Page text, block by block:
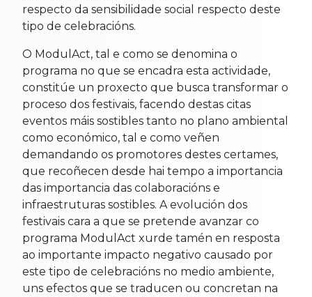
respecto da sensibilidade social respecto deste
tipo de celebracións.
O ModulAct, tal e como se denomina o
programa no que se encadra esta actividade,
constitúe un proxecto que busca transformar o
proceso dos festivais, facendo destas citas
eventos máis sostibles tanto no plano ambiental
como económico, tal e como veñen
demandando os promotores destes certames,
que recoñecen desde hai tempo a importancia
das importancia das colaboracións e
infraestruturas sostibles. A evolución dos
festivais cara a que se pretende avanzar co
programa ModulAct xurde tamén en resposta
ao importante impacto negativo causado por
este tipo de celebracións no medio ambiente,
uns efectos que se traducen ou concretan na